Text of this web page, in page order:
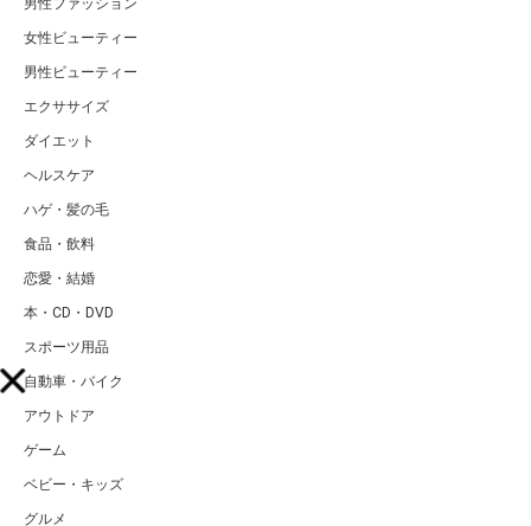
男性ファッション
女性ビューティー
男性ビューティー
エクササイズ
ダイエット
ヘルスケア
ハゲ・髪の毛
食品・飲料
恋愛・結婚
本・CD・DVD
スポーツ用品
自動車・バイク
アウトドア
ゲーム
ベビー・キッズ
グルメ